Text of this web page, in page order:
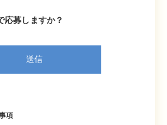
応募しますか？
項